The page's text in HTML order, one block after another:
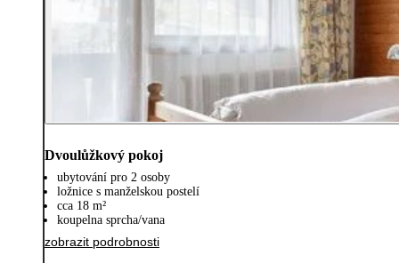
Dvoulůžkový pokoj
ubytování pro 2 osoby
ložnice s manželskou postelí
cca 18 m²
koupelna sprcha/vana
zobrazit podrobnosti